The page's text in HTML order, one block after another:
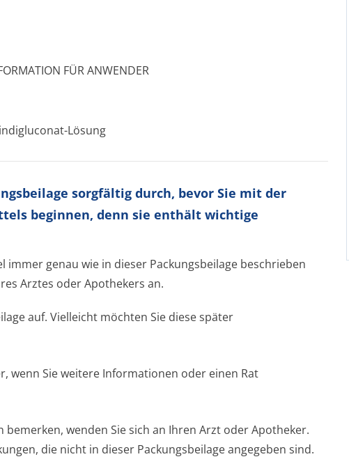
FÜR ANWENDER
Lösung
sorgfältig durch, bevor Sie mit der
beginnen, denn sie enthält wichtige
immer genau wie in dieser Packungsbeilage beschrieben
Arztes oder Apothekers an.
auf. Vielleicht möchten Sie diese später
wenn Sie weitere Informationen oder einen Rat
bemerken, wenden Sie sich an Ihren Arzt oder Apotheker.
die nicht in dieser Packungsbeilage angegeben sind.